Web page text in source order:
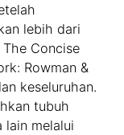
lebih dari
Concise
Rowman &
keseluruhan.
tubuh
lain melalui